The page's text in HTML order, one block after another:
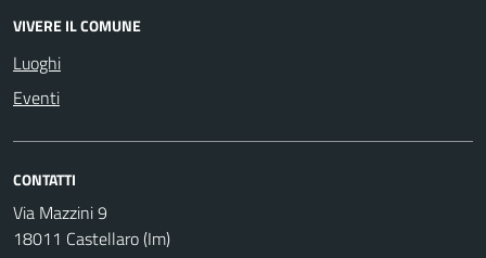
VIVERE IL COMUNE
Luoghi
Eventi
CONTATTI
Via Mazzini 9
18011 Castellaro (Im)